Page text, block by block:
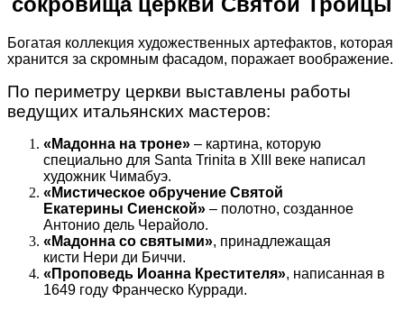
Богатая коллекция художественных артефактов, которая
хранится за скромным фасадом, поражает воображение.
По периметру церкви выставлены работы
ведущих итальянских мастеров:
«Мадонна на троне» – картина, которую
специально для Santa Trinita в XIII веке написал
художник Чимабуэ.
«Мистическое обручение Святой
Екатерины Сиенской» – полотно, созданное
Антонио дель Черайоло.
«Мадонна со святыми», принадлежащая
кисти Нери ди Биччи.
«Проповедь Иоанна Крестителя», написанная в
1649 году Франческо Курради.